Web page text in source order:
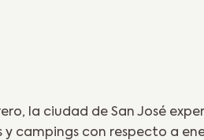
la ciudad de San José
campings con respecto a